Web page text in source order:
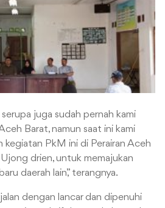
juga sudah pernah kami
Barat, namun saat ini kami
kegiatan PkM ini di Perairan Aceh
Ujong drien, untuk memajukan
daerah lain,” terangnya.
dengan lancar dan dipenuhi